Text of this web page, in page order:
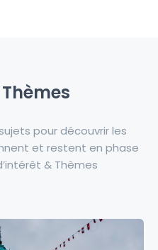
pour découvrir les
et restent en phase
& Thèmes